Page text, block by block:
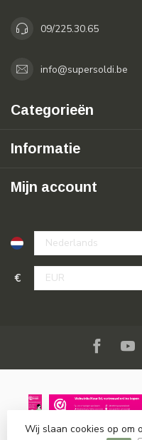
09/225.30.65
info@supersoldi.be
Categorieën
Informatie
Mijn account
€
© Copyright 2026
Wij slaan cookies op om